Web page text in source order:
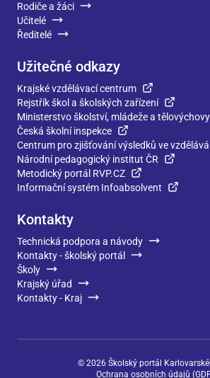
Rodiče a žáci
Učitelé
Ředitelé
Užitečné odkazy
Krajské vzdělávací centrum
Rejstřík škol a školských zařízení
Ministerstvo školství, mládeže a tělovýchovy
Česká školní inspekce
Centrum pro zjišťování výsledků ve
Národní pedagogický institut ČR
Metodický portál RVP.CZ
Informační systém Infoabsolvent
Kontakty
Technická podpora a návody
Kontakty - školský portál
Školy
Krajský úřad
Kontakty - Kraj
© 2026 Školský portál
Ochrana osobních údajů